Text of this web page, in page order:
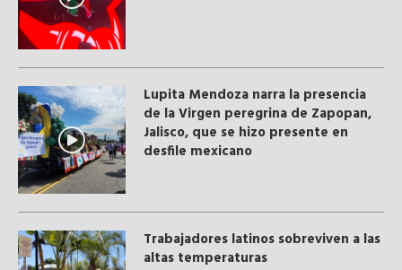
Lupita Mendoza narra la presencia
de la Virgen peregrina de Zapopan,
Jalisco, que se hizo presente en
desfile mexicano
Trabajadores latinos sobreviven a las
altas temperaturas